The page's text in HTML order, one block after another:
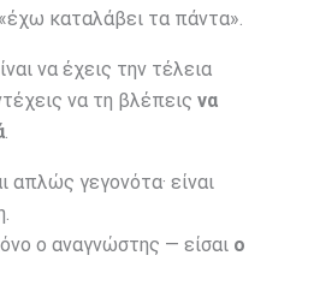
καταλάβει τα πάντα».
να έχεις την τέλεια
να τη βλέπεις να
.
απλώς γεγονότα· είναι
ο αναγνώστης — είσαι ο